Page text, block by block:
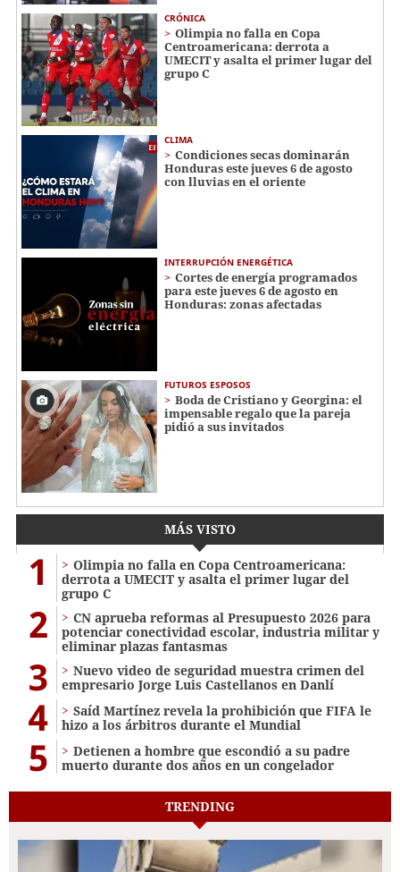
CRÓNICA
Olimpia no falla en Copa
Centroamericana: derrota a
UMECIT y asalta el primer lugar del
grupo C
CLIMA
Condiciones secas dominarán
Honduras este jueves 6 de agosto
con lluvias en el oriente
INTERRUPCIÓN ENERGÉTICA
Cortes de energía programados
para este jueves 6 de agosto en
Honduras: zonas afectadas
FUTUROS ESPOSOS
Boda de Cristiano y Georgina: el
impensable regalo que la pareja
pidió a sus invitados
MÁS VISTO
1
Olimpia no falla en Copa Centroamericana:
derrota a UMECIT y asalta el primer lugar del
grupo C
2
CN aprueba reformas al Presupuesto 2026 para
potenciar conectividad escolar, industria militar y
eliminar plazas fantasmas
3
Nuevo video de seguridad muestra crimen del
empresario Jorge Luis Castellanos en Danlí
4
Saíd Martínez revela la prohibición que FIFA le
hizo a los árbitros durante el Mundial
5
Detienen a hombre que escondió a su padre
muerto durante dos años en un congelador
TRENDING